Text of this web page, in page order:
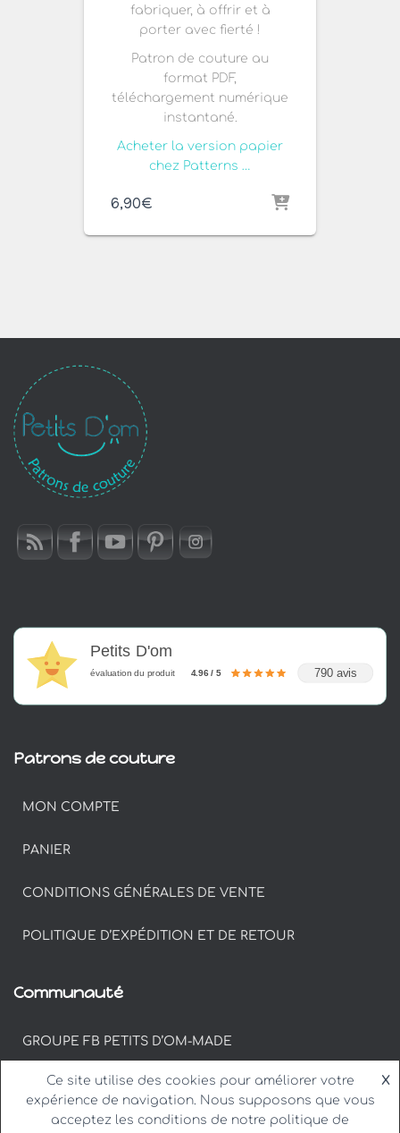
fabriquer, à offrir et à
porter avec fierté !
Patron de couture au
format PDF,
téléchargement numérique
instantané.
Acheter la version papier
chez Patterns …
6,90€
Petits D'om
évaluation du produit 4.96 / 5 790 avis
Patrons de couture
MON COMPTE
PANIER
CONDITIONS GÉNÉRALES DE VENTE
POLITIQUE D’EXPÉDITION ET DE RETOUR
Communauté
GROUPE FB PETITS D’OM-MADE
#PETITSDOM SUR INSTAGRAM
Ce site utilise des cookies pour améliorer votre
expérience de navigation. Nous supposons que vous
acceptez les conditions de notre politique de
X